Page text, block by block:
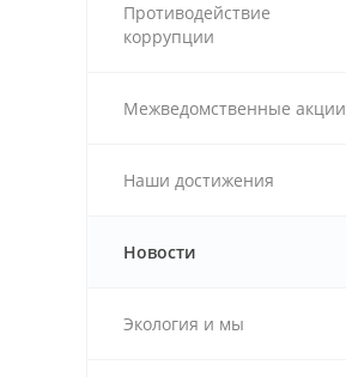
Противодействие
коррупции
Межведомственные акции
Наши достижения
Новости
Экология и мы